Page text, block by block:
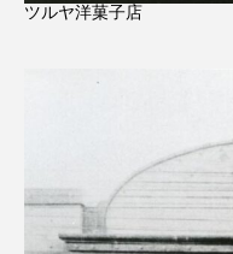
ツルヤ洋菓子店